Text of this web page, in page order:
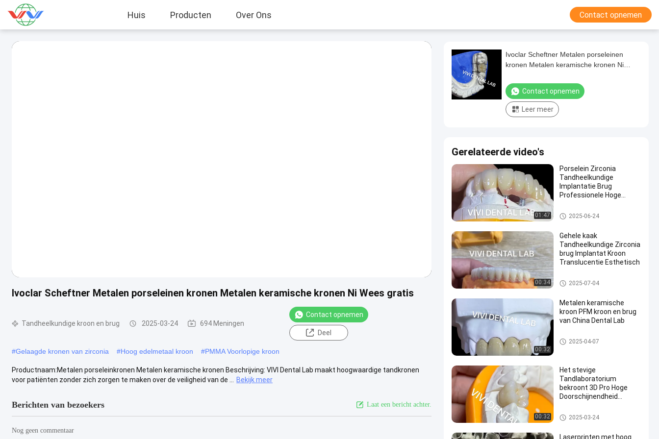
Huis Producten Over Ons Contact opnemen
Ivoclar Scheftner Metalen porseleinen kronen Metalen keramische kronen Ni Wees gratis
Tandheelkundige kroon en brug 2025-03-24 694 Meningen
Contact opnemen
Deel
#Gelaagde kronen van zirconia #Hoog edelmetaal kroon #PMMA Voorlopige kroon
Productnaam:Metalen porseleinkronen Metalen keramische kronen Beschrijving: VIVI Dental Lab maakt hoogwaardige tandkronen
voor patiënten zonder zich zorgen te maken over de veiligheid van de ...
Bekijk meer
Berichten van bezoekers Laat een bericht achter.
Nog geen commentaar
Ivoclar Scheftner Metalen porseleinen
kronen Metalen keramische kronen Ni
Contact opnemen
Leer meer
Gerelateerde video's
01:47
Porselein Zirconia
Tandheelkundige
Implantatie Brug
Professionele Hoge
Implantatie kroon en brug
2025-06-24
00:34
Gehele kaak
Tandheelkundige Zirconia
brug Implantat Kroon
Translucentie Esthetisch
Tandheelkundige kroon en bru
g
2025-07-04
00:32
Metalen keramische
kroon PFM kroon en brug
van China Dental Lab
Tandheelkundige kroon en bru
g
2025-04-07
00:32
Het stevige
Tandlaboratorium
bekroont 3D Pro Hoge
Doorschijnendheid
Zirconiumdioxydekronen
China Tandlaboratorium
Tandheelkundige kroon en bru
g
2025-03-24
Laserprinten met hoog